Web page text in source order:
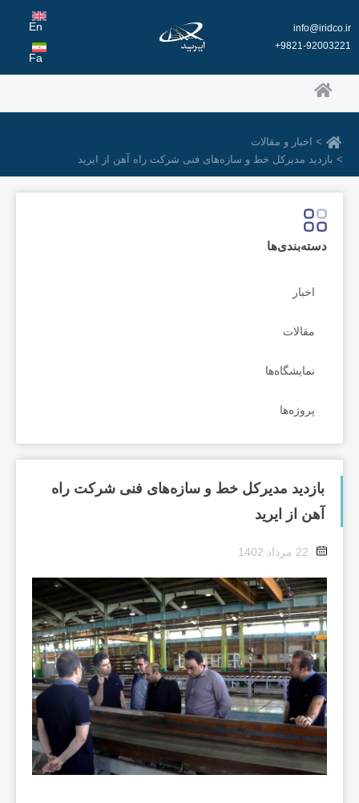
به
محتوا
info@iridco.ir
9821-92003221+
En
Fa
> اخبار و مقالات
> بازدید مدیر‌کل خط و سازه‌های فنی شرکت راه آهن از ایرید
دسته‌بندی‌ها
اخبار
مقالات
نمایشگاه‌ها
پروژه‌ها
بازدید مدیر‌کل خط و سازه‌های فنی شرکت راه
آهن از ایرید
22 مرداد 1402